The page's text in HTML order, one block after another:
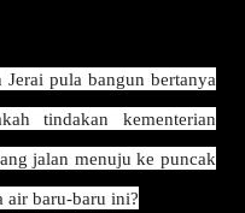
pula bangun bertanya
tindakan kementerian
jalan menuju ke puncak
air baru-baru ini?